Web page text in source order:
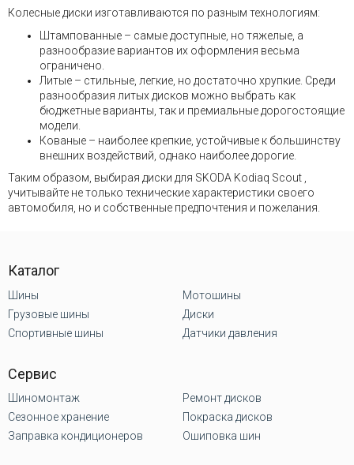
Колесные диски изготавливаются по разным технологиям:
Штампованные – самые доступные, но тяжелые, а
разнообразие вариантов их оформления весьма
ограничено.
Литые – стильные, легкие, но достаточно хрупкие. Среди
разнообразия литых дисков можно выбрать как
бюджетные варианты, так и премиальные дорогостоящие
модели.
Кованые – наиболее крепкие, устойчивые к большинству
внешних воздействий, однако наиболее дорогие.
Таким образом, выбирая диски для SKODA Kodiaq Scout ,
учитывайте не только технические характеристики своего
автомобиля, но и собственные предпочтения и пожелания.
Каталог
Шины
Грузовые шины
Спортивные шины
Мотошины
Диски
Датчики давления
Сервис
Шиномонтаж
Сезонное хранение
Заправка кондиционеров
Ремонт дисков
Покраска дисков
Ошиповка шин